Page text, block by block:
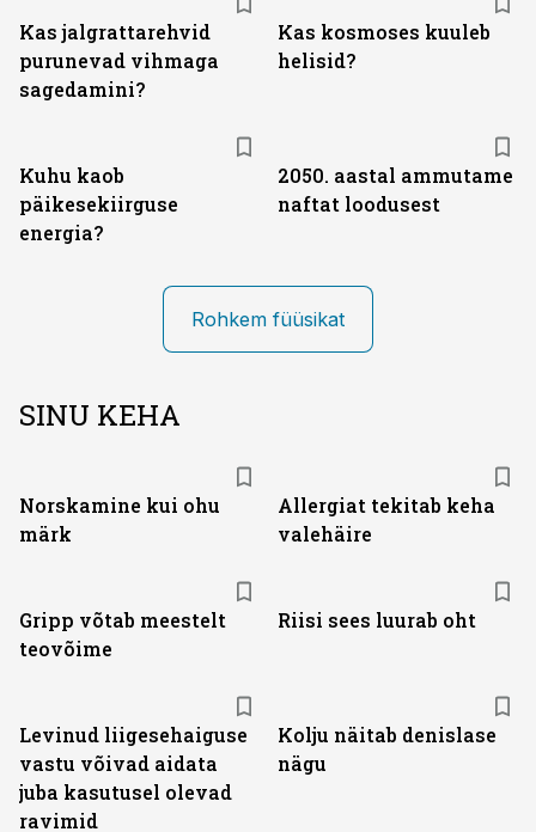
Kas jalgrattarehvid
purunevad vihmaga
sagedamini?
Kas kosmoses kuuleb
helisid?
Kuhu kaob
päikesekiirguse
energia?
2050. aastal ammutame
naftat loodusest
Rohkem füüsikat
SINU KEHA
Norskamine kui ohu
märk
Allergiat tekitab keha
valehäire
Gripp võtab meestelt
teovõime
Riisi sees luurab oht
Levinud liigesehaiguse
vastu võivad aidata
juba kasutusel olevad
ravimid
Kolju näitab denislase
nägu